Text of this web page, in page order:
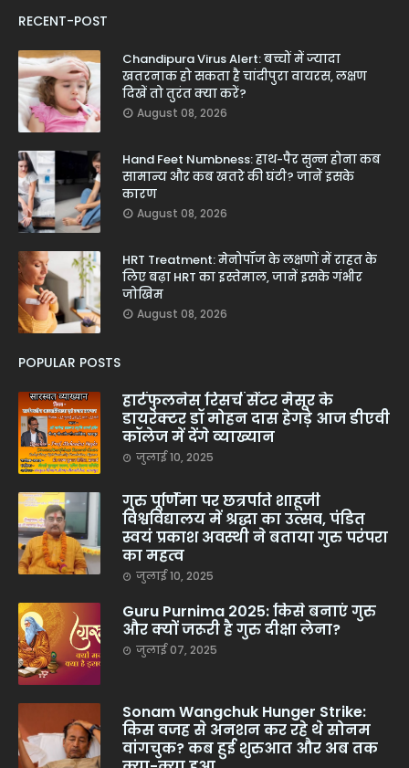
RECENT-POST
Chandipura Virus Alert: बच्चों में ज्यादा
खतरनाक हो सकता है चांदीपुरा वायरस, लक्षण
दिखें तो तुरंत क्या करें?
August 08, 2026
Hand Feet Numbness: हाथ-पैर सुन्न होना कब
सामान्य और कब खतरे की घंटी? जानें इसके
कारण
August 08, 2026
HRT Treatment: मेनोपॉज के लक्षणों में राहत के
लिए बढ़ा HRT का इस्तेमाल, जानें इसके गंभीर
जोखिम
August 08, 2026
POPULAR POSTS
हार्टफुलनेस रिसर्च सेंटर मैसूर के
डायरेक्टर डॉ मोहन दास हेगड़े आज डीएवी
कॉलेज में देंगे व्याख्यान
जुलाई 10, 2025
गुरु पूर्णिमा पर छत्रपति शाहूजी
विश्वविद्यालय में श्रद्धा का उत्सव, पंडित
स्वयं प्रकाश अवस्थी ने बताया गुरु परंपरा
का महत्व
जुलाई 10, 2025
Guru Purnima 2025: किसे बनाएं गुरु
और क्यों जरूरी है गुरु दीक्षा लेना?
जुलाई 07, 2025
Sonam Wangchuk Hunger Strike:
किस वजह से अनशन कर रहे थे सोनम
वांगचुक? कब हुई शुरुआत और अब तक